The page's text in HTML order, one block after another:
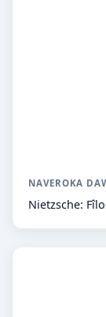
NAVEROKA
Nietzsche: